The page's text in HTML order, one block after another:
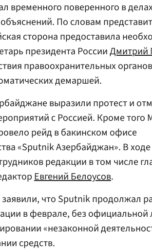
временного поверенного в
По словам
сторона предоставила
президента РоссииДмитрий
правоохранительных
демаршей.
выразили протест и
с Россией. Кроме того
рейд в бакинском офисе
«Sputnik Азербайджан». В
редакции в том числе
Евгений Белоусов.
что Sputnik продолжал
в феврале, без официальной
«незаконной
средств.